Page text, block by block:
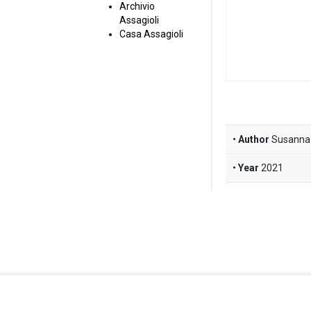
Archivio
Assagioli
Casa Assagioli
Author
Year 2021